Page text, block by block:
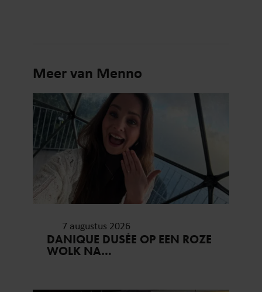
Meer van Menno
7 augustus 2026
DANIQUE DUSÉE OP EEN ROZE
WOLK NA